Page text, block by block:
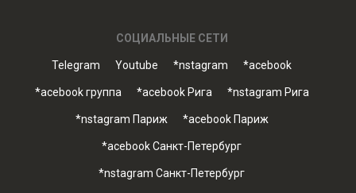
СОЦИАЛЬНЫЕ СЕТИ
Telegram Youtube *nstagram *acebook
*acebook группа *acebook Рига *nstagram Рига
*nstagram Париж *acebook Париж
*acebook Санкт-Петербург
*nstagram Санкт-Петербург